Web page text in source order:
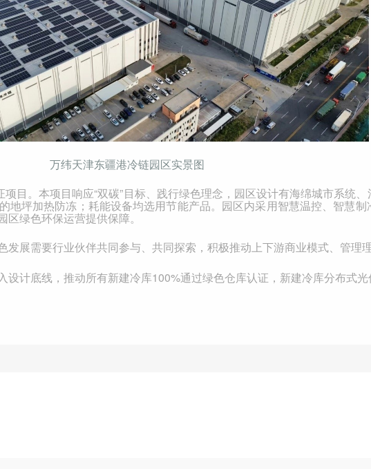
万纬天津东疆港冷链园区实景图
项目。本项目响应“双碳”目标、践行绿色理念，园区设计有海绵城市系统、
地坪加热防冻；耗能设备均选用节能产品。园区内采用智慧温控、智慧
绿色环保运营提供保障。
展需要行业伙伴共同参与、共同探索，积极推动上下游商业模式、管理
设计底线，推动所有新建冷库100%通过绿色仓库认证，新建冷库分布式光